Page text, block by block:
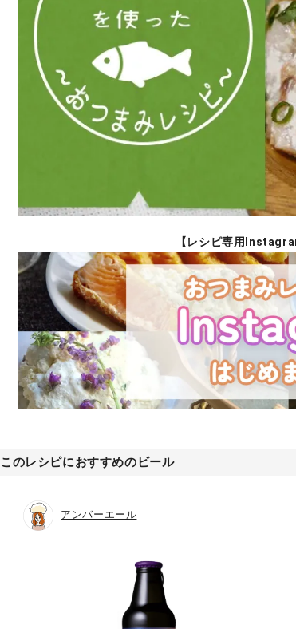
【レシピ専用
このレシピにおすすめのビール
アンバーエール